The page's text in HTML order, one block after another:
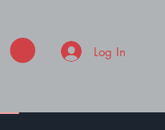
Log In